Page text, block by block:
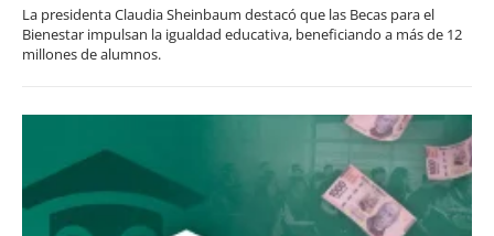
La presidenta Claudia Sheinbaum destacó que las Becas para el
Bienestar impulsan la igualdad educativa, beneficiando a más de 12
millones de alumnos.